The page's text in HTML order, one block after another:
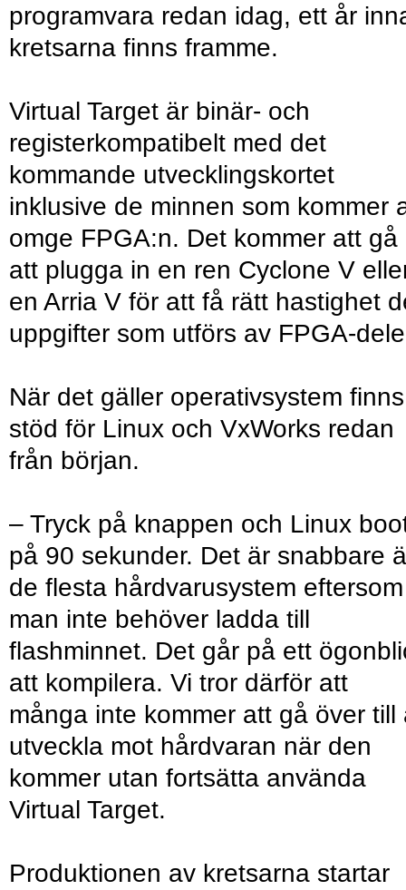
programvara redan idag, ett år
kretsarna finns framme.
Virtual Target är binär- och
registerkompatibelt med det
kommande utvecklingskortet
inklusive de minnen som kommer
omge FPGA:n. Det kommer att gå
att plugga in en ren Cyclone V
en Arria V för att få rätt hastighet
uppgifter som utförs av FPGA-
När det gäller operativsystem finns
stöd för Linux och VxWorks redan
från början.
– Tryck på knappen och Linux
på 90 sekunder. Det är snabbare
de flesta hårdvarusystem eftersom
man inte behöver ladda till
flashminnet. Det går på ett
att kompilera. Vi tror därför att
många inte kommer att gå över till
utveckla mot hårdvaran när den
kommer utan fortsätta använda
Virtual Target.
Produktionen av kretsarna startar